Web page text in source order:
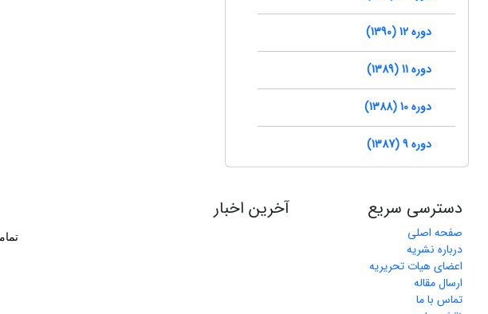
دوره 12 (1390)
دوره 11 (1389)
دوره 10 (1388)
دوره 9 (1387)
دسترسی سریع
صفحه اصلی
درباره نشریه
اعضای هیات تحریریه
ارسال مقاله
تماس با ما
آخرین اخبار